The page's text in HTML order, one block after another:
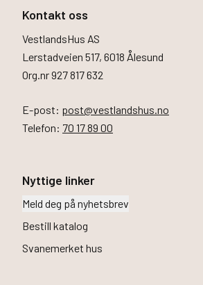
Kontakt oss
VestlandsHus AS
Lerstadveien 517, 6018 Ålesund
Org.nr 927 817 632
E-post: post@vestlandshus.no
Telefon: 70 17 89 00
Nyttige linker
Meld deg på nyhetsbrev
Bestill katalog
Svanemerket hus